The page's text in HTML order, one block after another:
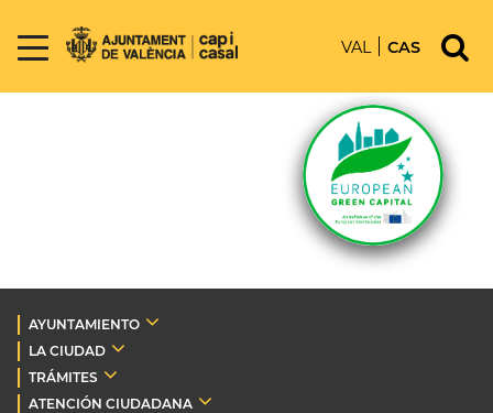
VAL CAS
AYUNTAMIENTO
LA CIUDAD
TRÁMITES
ATENCIÓN CIUDADANA